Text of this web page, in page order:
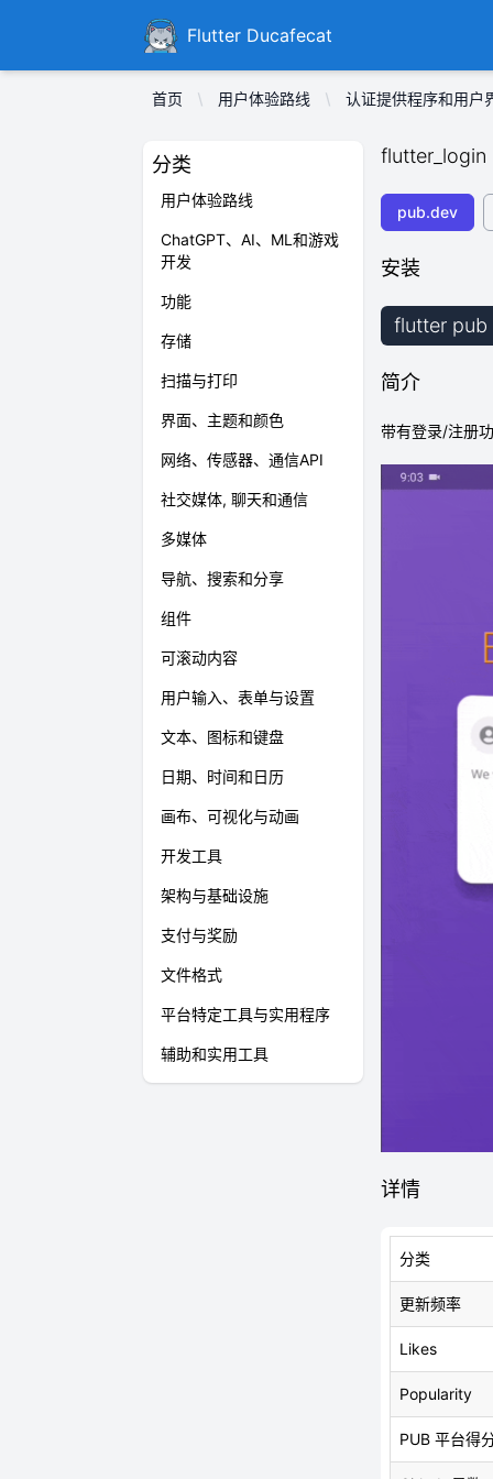
DucafecatFlutter Ducafecat
首页 用户体验路线 认证提供程序和用户
分类
用户体验路线
ChatGPT、AI、ML和游戏
开发
功能
存储
扫描与打印
界面、主题和颜色
网络、传感器、通信API
社交媒体, 聊天和通信
多媒体
导航、搜索和分享
组件
可滚动内容
用户输入、表单与设置
文本、图标和键盘
日期、时间和日历
画布、可视化与动画
开发工具
架构与基础设施
支付与奖励
文件格式
平台特定工具与实用程序
辅助和实用工具
flutter_login
pub.dev
安装
flutter pub
简介
带有登录/注册
详情
分类
更新频率
Likes
Popularity
PUB 平台得